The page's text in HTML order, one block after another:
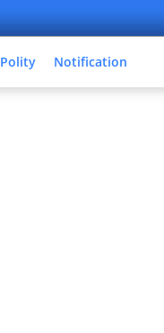
Polity Notification